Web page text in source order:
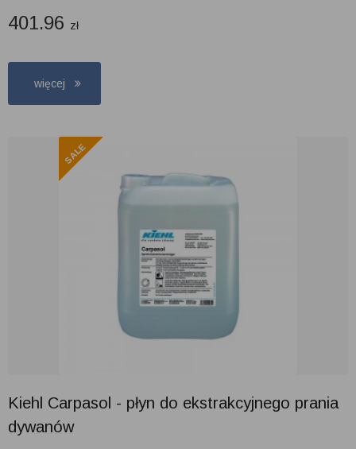
401.96 zł
więcej
Kiehl Carpasol - płyn do ekstrakcyjnego prania
dywanów